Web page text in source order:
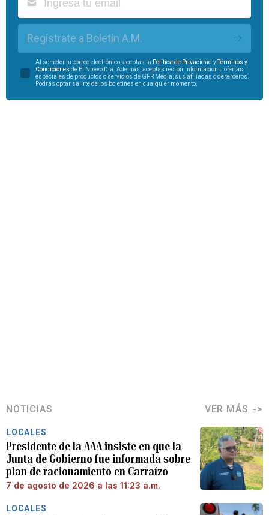
Regístrate a Boletín A.M.
Al someter tu correo electrónico, aceptas la Política de Privacidad yTérminos y
Condiciones de El Nuevo Día. Además, aceptas recibir información u ofertas
especiales de productos o servicios de GFR Media, sus afiliadas o de terceros.
Podrás optar salirte de los boletines en cualquier momento.
NOTICIAS VER MÁS
LOCALES
Presidente de la AAA insiste en que la
Junta de Gobierno fue informada sobre
plan de racionamiento en Carraízo
7 de agosto de 2026 a las 11:23 a.m.
LOCALES